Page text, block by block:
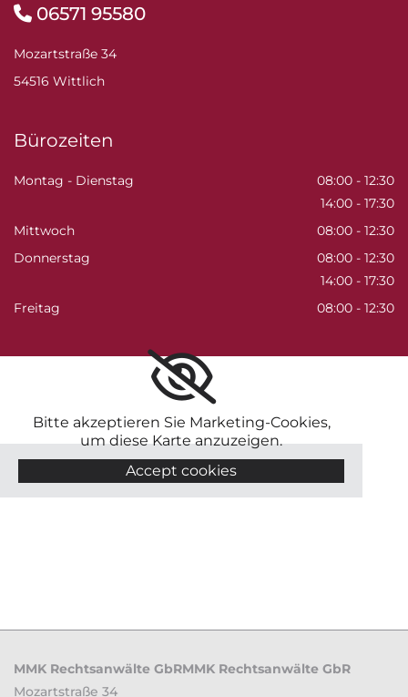
 06571 95580
Mozartstraße 34
54516 Wittlich
Bürozeiten
Montag - Dienstag
08:00 - 12:30
14:00 - 17:30
Mittwoch
08:00 - 12:30
Donnerstag
08:00 - 12:30
14:00 - 17:30
Freitag
08:00 - 12:30
Bitte akzeptieren Sie Marketing-Cookies,
um diese Karte anzuzeigen.
Accept cookies
MMK Rechtsanwälte GbRMMK Rechtsanwälte GbR
Mozartstraße 34